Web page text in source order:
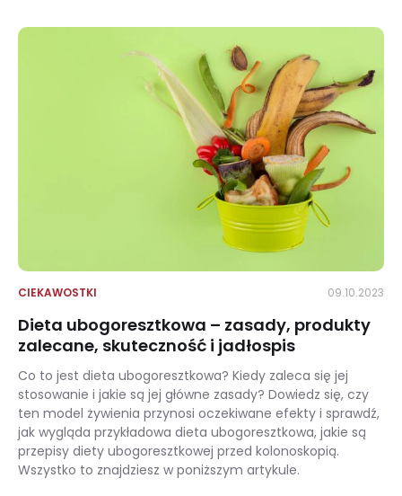
CIEKAWOSTKI 09.10.2023
Dieta ubogoresztkowa – zasady, produkty
zalecane, skuteczność i jadłospis
Co to jest dieta ubogoresztkowa? Kiedy zaleca się jej
stosowanie i jakie są jej główne zasady? Dowiedz się, czy
ten model żywienia przynosi oczekiwane efekty i sprawdź,
jak wygląda przykładowa dieta ubogoresztkowa, jakie są
przepisy diety ubogoresztkowej przed kolonoskopią.
Wszystko to znajdziesz w poniższym artykule.